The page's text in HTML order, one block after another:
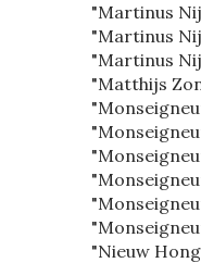
"Martinus
"Martinus
"Martinus
"Matthijs
"Nieuw